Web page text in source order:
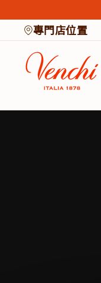
to
content專門店位置